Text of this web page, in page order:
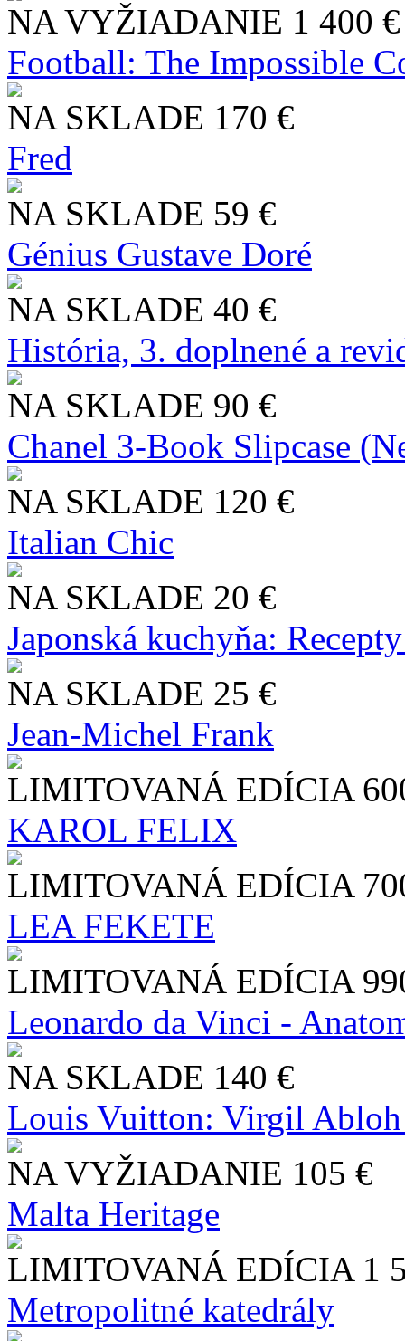
NA VYŽIADANIE 1 400 €
Football: The Impossible
NA SKLADE 170 €
Fred
NA SKLADE 59 €
Génius Gustave Doré
NA SKLADE 40 €
História, 3. doplnené a
NA SKLADE 90 €
Chanel 3-Book Slipcase
NA SKLADE 120 €
Italian Chic
NA SKLADE 20 €
Japonská kuchyňa:
NA SKLADE 25 €
Jean-Michel Frank
LIMITOVANÁ EDÍCIA
KAROL FELIX
LIMITOVANÁ EDÍCIA
LEA FEKETE
LIMITOVANÁ EDÍCIA
Leonardo da Vinci -
NA SKLADE 140 €
Louis Vuitton: Virgil
NA VYŽIADANIE 105 €
Malta Heritage
LIMITOVANÁ EDÍCIA 1
Metropolitné katedrály